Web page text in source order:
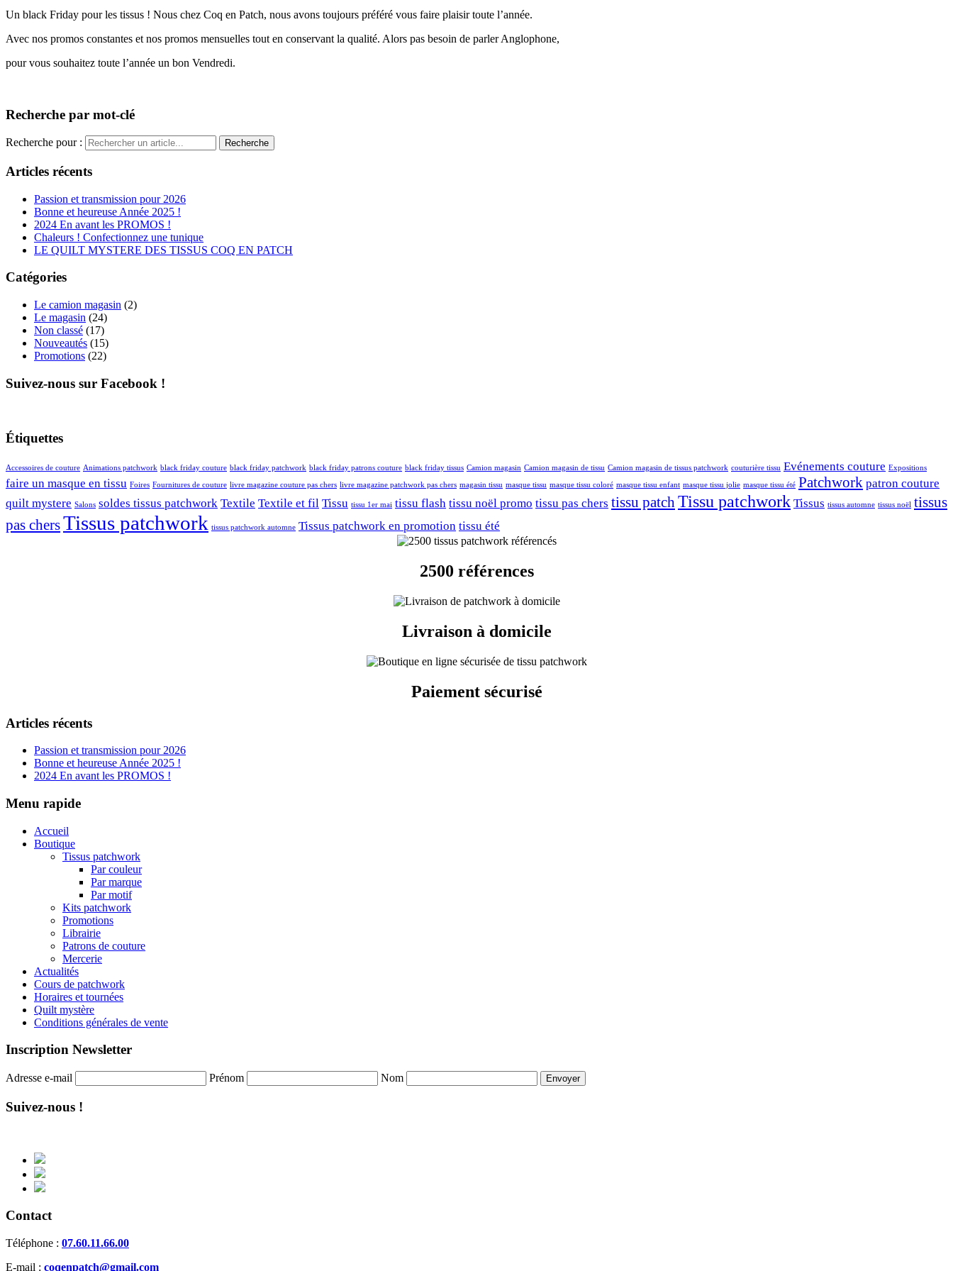
Un black Friday pour les tissus ! Nous chez Coq en Patch, nous avons toujours préféré vous faire plaisir toute l’année.
Avec nos promos constantes et nos promos mensuelles tout en conservant la qualité. Alors pas besoin de parler Anglophone,
pour vous souhaitez toute l’année un bon Vendredi.
Recherche par mot-clé
Recherche pour :
Articles récents
Passion et transmission pour 2026
Bonne et heureuse Année 2025 !
2024 En avant les PROMOS !
Chaleurs ! Confectionnez une tunique
LE QUILT MYSTERE DES TISSUS COQ EN PATCH
Catégories
Le camion magasin (2)
Le magasin (24)
Non classé (17)
Nouveautés (15)
Promotions (22)
Suivez-nous sur Facebook !
Étiquettes
Accessoires de couture Animations patchwork black friday couture black friday patchwork black friday patrons couture black friday tissus Camion magasin Camion magasin de tissu Camion magasin de tissus patchwork couturière tissu Evénements couture Expositions
faire un masque en tissu Foires Fournitures de couture livre magazine couture pas chers livre magazine patchwork pas chers magasin tissu masque tissu masque tissu coloré masque tissu enfant masque tissu jolie masque tissu été Patchwork patron couture
quilt mystere Salons soldes tissus patchwork Textile Textile et fil Tissu tissu 1er mai tissu flash tissu noël promo tissu pas chers tissu patchTissu patchwork Tissus tissus automne tissus noël tissus
pas chersTissus patchwork tissus patchwork automne Tissus patchwork en promotion tissu été
2500 références
Livraison à domicile
Paiement sécurisé
Articles récents
Passion et transmission pour 2026
Bonne et heureuse Année 2025 !
2024 En avant les PROMOS !
Menu rapide
Accueil
Boutique
Tissus patchwork
Par couleur
Par marque
Par motif
Kits patchwork
Promotions
Librairie
Patrons de couture
Mercerie
Actualités
Cours de patchwork
Horaires et tournées
Quilt mystère
Conditions générales de vente
Inscription Newsletter
Adresse e-mail Prénom Nom Envoyer
Suivez-nous !
Contact
Téléphone : 07.60.11.66.00
E-mail : coqenpatch@gmail.com